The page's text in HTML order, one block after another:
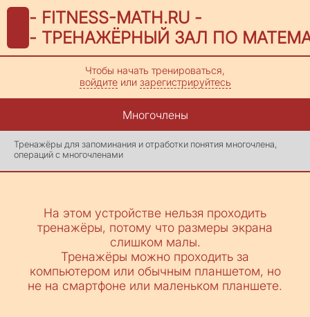
- FITNESS-MATH.RU -
- ТРЕНАЖЁРНЫЙ ЗАЛ ПО
Чтобы начать тренироваться,
войдитеили зарегистрируйтесь
Многочлены
Тренажёры для запоминания и отработки понятия многочлена,
операций с многочленами
На этом устройстве нельзя проходить
тренажёры, потому что размеры экрана
слишком малы.
Тренажёры можно проходить за
компьютером или обычным планшетом, но
не на смартфоне или маленьком планшете.